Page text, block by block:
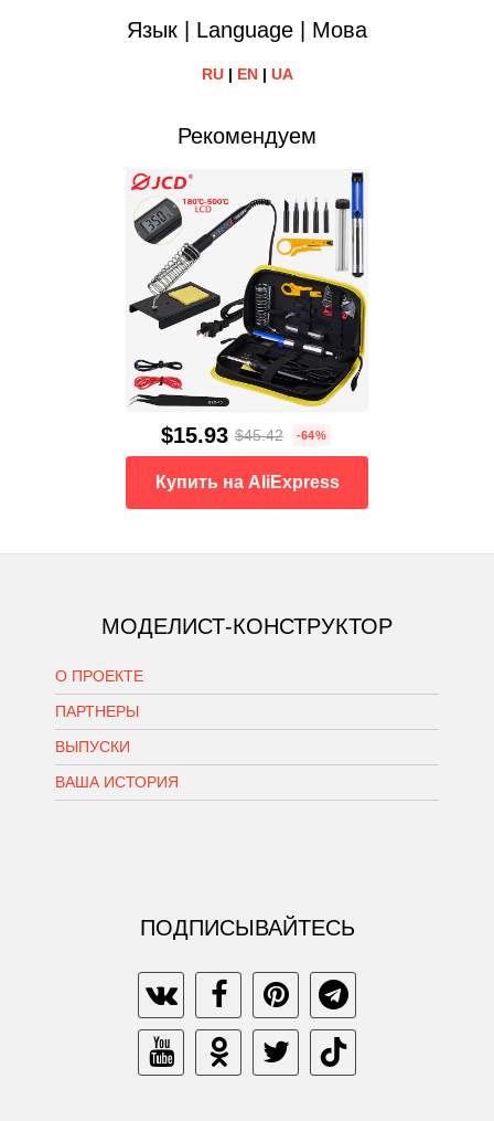
Язык | Language | Мова
RU| EN| UA
Рекомендуем
$15.93 $45.42 -64%
Купить на AliExpress
МОДЕЛИСТ-КОНСТРУКТОР
О ПРОЕКТЕ
ПАРТНЕРЫ
ВЫПУСКИ
ВАША ИСТОРИЯ
ПОДПИСЫВАЙТЕСЬ